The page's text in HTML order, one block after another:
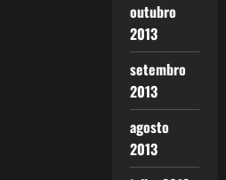
outubro
2013
setembro
2013
agosto
2013